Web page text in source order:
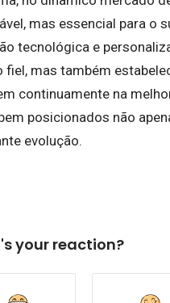
mas essencial para o
tecnológica e
fiel, mas também
continuamente na
posicionados não
evolução.
your reaction?